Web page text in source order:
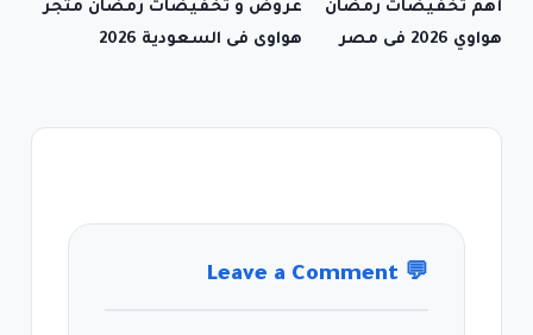
أهم تخفيضات رمضان
هواوي 2026 فى مصر
عروض و تخفيضات رمضان متجر
هواوى فى السعودية 2026
💬
Leave a Comment